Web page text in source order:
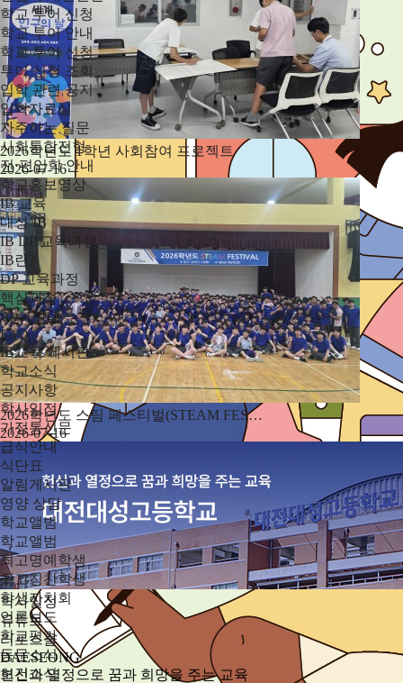
학교 투어 신청
학교 투어 안내
학교 투어 신청
투어 신청 조회
입학 관련 공지
입학자료실
자주하는 질문
사회통합전형
전·편입학 안내
학교홍보영상
IB 교육
대성 IB
IB DP 교육과정
IB란?
DP 교육과정
핵심과정
이수 안내
FAQ
IB교육 게시판
학교소식
공지사항
학사일정
가정통신문
급식안내
식단표
알림게시판
영양 상담
학교앨범
학교앨범
최고명예학생
최고칭찬학생
학생자치회
언론보도
학교평가
동문소식
보건소식
2026학년도 1학년 사회참여 프로젝트
2026-07-16
2026학년도 스팀 페스티벌(STEAM FES…
2026-07-16
학사일정
유튜브
리로스쿨
DAESEONG
헌신과 열정으로 꿈과 희망을 주는 교육